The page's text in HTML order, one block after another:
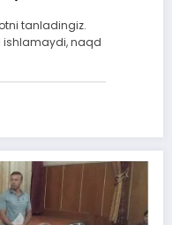
tanladingiz.
ishlamaydi, naqd